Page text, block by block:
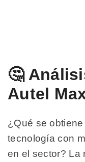
🤔
Autel
¿Qué se
tecnología con
en el sector? La